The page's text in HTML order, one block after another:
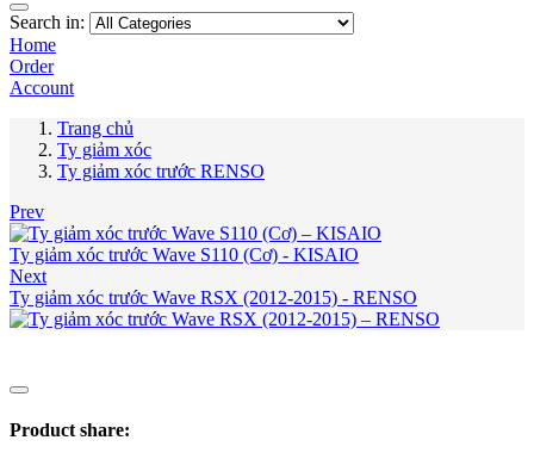
Search in:
Home
Order
Account
Trang chủ
Ty giảm xóc
Ty giảm xóc trước RENSO
Prev
Ty giảm xóc trước Wave S110 (Cơ) - KISAIO
Next
Ty giảm xóc trước Wave RSX (2012-2015) - RENSO
Product share: